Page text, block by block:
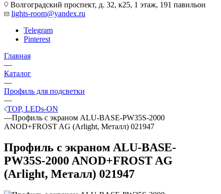
Волгоградский проспект, д. 32, к25, 1 этаж, 191 павильон
lights-room@yandex.ru
Telegram
Pinterest
Главная
—
Каталог
—
Профиль для подсветки
—
TOP, LEDs-ON
—Профиль с экраном ALU-BASE-PW35S-2000
ANOD+FROST AG (Arlight, Металл) 021947
Профиль с экраном ALU-BASE-
PW35S-2000 ANOD+FROST AG
(Arlight, Металл) 021947